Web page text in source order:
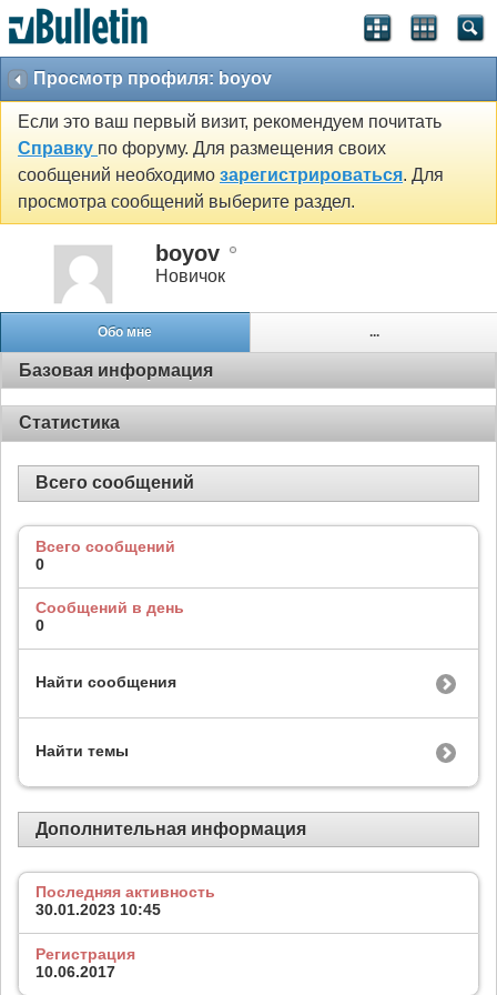
Просмотр профиля: boyov
Если это ваш первый визит, рекомендуем почитать
Справку по форуму. Для размещения своих
сообщений необходимо зарегистрироваться. Для
просмотра сообщений выберите раздел.
boyov
Новичок
Обо мне ...
Базовая информация
Статистика
Всего сообщений
Всего сообщений
0
Сообщений в день
0
Найти сообщения
Найти темы
Дополнительная информация
Последняя активность
30.01.2023 10:45
Регистрация
10.06.2017